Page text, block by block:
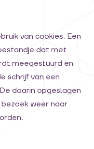
van cookies. Een
dat met
meegestuurd en
schrijf van een
daarin opgeslagen
weer naar